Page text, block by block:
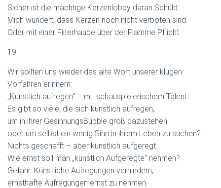
Sicher ist die mächtige Kerzenlobby daran Schuld.
Mich wundert, dass Kerzen noch nicht verboten sind.
Oder mit einer Filterhaube über der Flamme Pflicht.
19.
Wir sollten uns wieder das alte Wort unserer klugen
Vorfahren erinnern:
„Künstlich aufregen“ – mit schauspielerischem Talent.
Es gibt so viele, die sich künstlich aufregen,
um in ihrer GesinnungsBubble groß dazustehen
oder um selbst ein wenig Sinn in ihrem Leben zu suchen?
Nichts geschafft – aber künstlich aufgeregt.
Wie ernst soll man „künstlich Aufgeregte“ nehmen?
Gefahr: Künstliche Aufregungen verhindern,
ernsthafte Aufregungen ernst zu nehmen.